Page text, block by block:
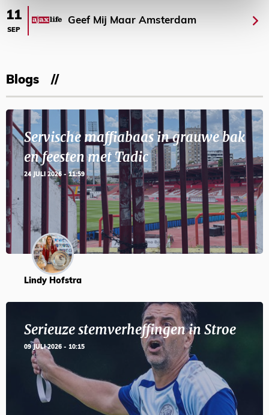
11
SEP
Geef Mij Maar Amsterdam
Blogs
Servische maffiabaas in grauwe bak
en feesten met Tadic
24 JULI 2026 - 11:59
Lindy Hofstra
Serieuze stemverheffingen in Stroe
09 JULI 2026 - 10:15